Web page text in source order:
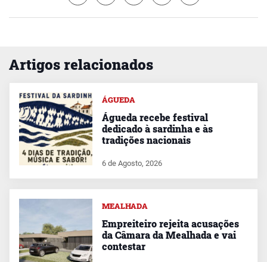
Artigos relacionados
ÁGUEDA
Águeda recebe festival
dedicado à sardinha e às
tradições nacionais
6 de Agosto, 2026
MEALHADA
Empreiteiro rejeita acusações
da Câmara da Mealhada e vai
contestar